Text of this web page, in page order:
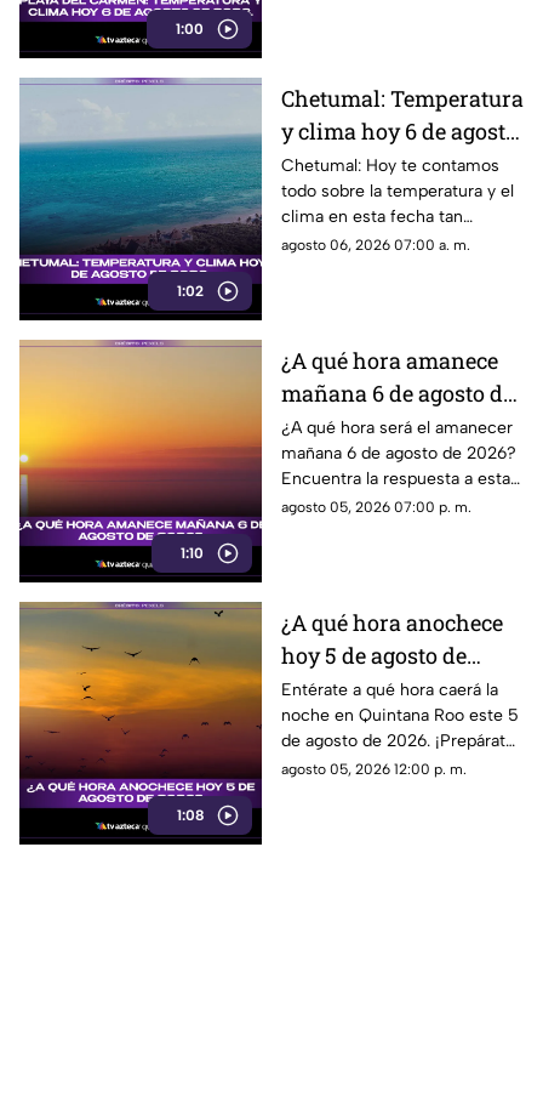
1:00
1:02
Chetumal: Temperatura
y clima hoy 6 de agosto
de 2026.
Chetumal: Hoy te contamos
todo sobre la temperatura y el
clima en esta fecha tan
especial. ¡No te lo pierdas!
agosto 06, 2026 07:00 a. m.
1:10
¿A qué hora amanece
mañana 6 de agosto de
2026?
¿A qué hora será el amanecer
mañana 6 de agosto de 2026?
Encuentra la respuesta a esta
incógnita sobre el horario del
agosto 05, 2026 07:00 p. m.
1:08
¿A qué hora anochece
hoy 5 de agosto de
2026?
Entérate a qué hora caerá la
noche en Quintana Roo este 5
de agosto de 2026. ¡Prepárate
para disfrutar del anochecer en
agosto 05, 2026 12:00 p. m.